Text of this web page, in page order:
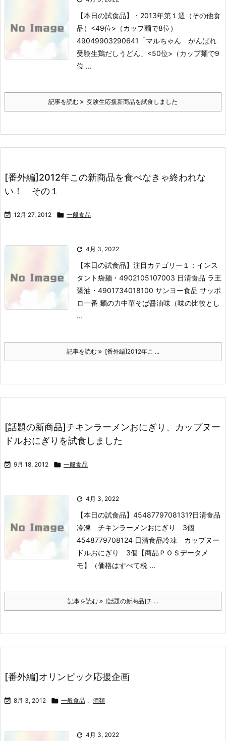
【本日の試食品】
・2013年第１週（その他食
品） <49位>（カップ麺で8位）
49049903290641「マルちゃん がんばれ
受験生鶏だしうどん」 <50位>（カップ麺で9
位 ...
記事を読む 受験生応援新商品を試食しました
[番外編]2012年この新商品を食べなきゃ終われな
い！ その１
 12月 27, 2012  一般食品
 4月 3, 2022
【本日の試食品】 注目カテゴリー１：インス
タント袋麺 ・4902105107003 日清食品 ラ王
醤油 ・4901734018100 サンヨー食品 サッポ
ロ一番 麺の力中華そば醤油味 （味の比較とし
...
記事を読む [番外編]2012年こ ...
[話題の新商品]チキンラーメンおにぎり、カップヌー
ドルおにぎりを試食しました
 9月 18, 2012  一般食品
 4月 3, 2022
【本日の試食品】 4548779708131?日清食品
冷凍 チキンラーメンおにぎり 3個
4548779708124 日清食品冷凍 カップヌー
ドルおにぎり 3個 【商品ＰＯＳデータメ
モ】（価格はすべて税 ...
記事を読む [話題の新商品]チ ...
[番外編]オリンピック応援企画
 8月 3, 2012  一般食品 , 酒類
 4月 3, 2022